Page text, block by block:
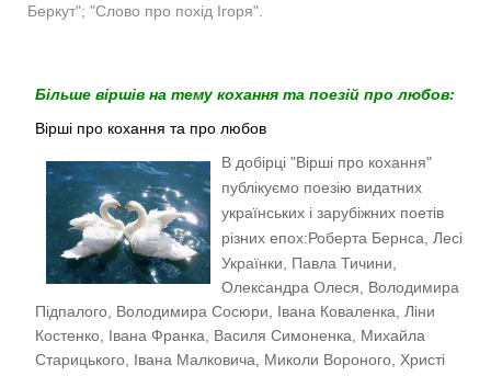
Беркут"; "Слово про похід Ігоря".
Більше віршів на тему кохання та поезій про любов:
Вірші про кохання та про любов
В добірці "Вірші про кохання"
публікуємо поезію видатних
українських і зарубіжних поетів
різних епох:Роберта Бернса, Лесі
Українки, Павла Тичини,
Олександра Олеся, Володимира
Підпалого, Володимира Сосюри, Івана Коваленка, Ліни
Костенко, Івана Франка, Василя Симоненка, Михайла
Старицького, Івана Малковича, Миколи Вороного, Христі